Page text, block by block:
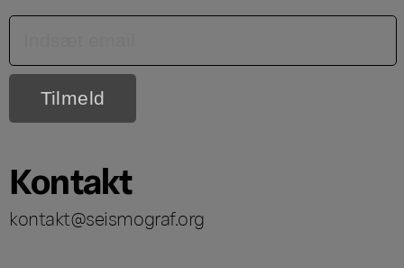
Kontakt
kontakt@seismograf.org